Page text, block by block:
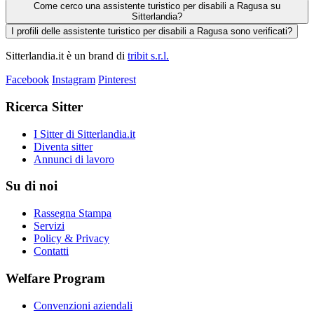
Come cerco una assistente turistico per disabili a Ragusa su
Sitterlandia?
I profili delle assistente turistico per disabili a Ragusa sono verificati?
Sitterlandia.it è un brand di tribit s.r.l.
Facebook Instagram Pinterest
Ricerca Sitter
I Sitter di Sitterlandia.it
Diventa sitter
Annunci di lavoro
Su di noi
Rassegna Stampa
Servizi
Policy & Privacy
Contatti
Welfare Program
Convenzioni aziendali